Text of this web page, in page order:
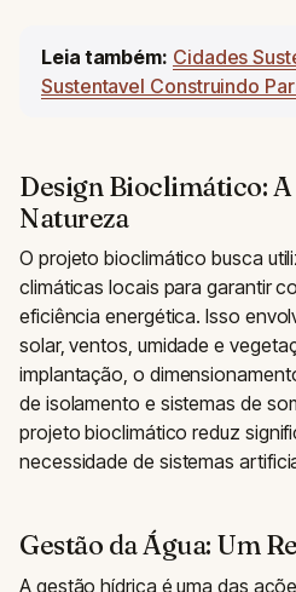
Leia também: Cidades
Sustentavel Construindo
Design Bioclimático:
Natureza
O projeto bioclimático busca
climáticas locais para garantir
eficiência energética. Isso
solar, ventos, umidade e
implantação, o
de isolamento e sistemas de
projeto bioclimático reduz
necessidade de sistemas
Gestão da Água: Um
A gestão hídrica é uma das